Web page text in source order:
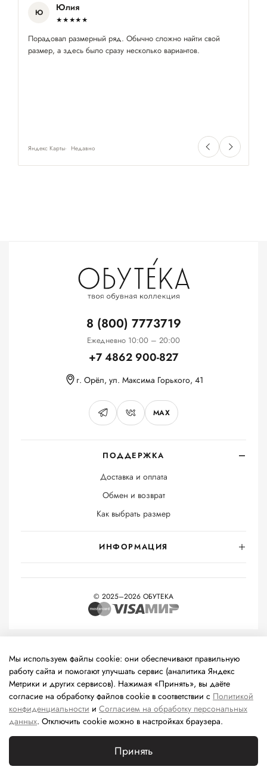
Ю Юлия
★★★★★
Порадовал размерный ряд. Обычно сложно найти свой
размер, а здесь было сразу несколько вариантов.
Яндекс Карты Недавно
ПОДДЕРЖКА
Доставка и оплата
Обмен и возврат
Как выбрать размер
ИНФОРМАЦИЯ
8 (800) 7773719
Ежедневно 10:00 – 20:00
+7 4862 900-827
г. Орёл, ул. Максима Горького, 41
MAX
© 2025–2026 ОБУТЕКА
технологии
(информационные технологии предоставления
информации на основе сбора, систематизации и анализа
сведений, относящихся к предпочтениям пользователей сети
«Интернет», находящихся на территории Российской
Федерации).
Мы используем файлы cookie: они обеспечивают правильную
работу сайта и помогают улучшать сервис (аналитика Яндекс
Метрики и других сервисов). Нажимая «Принять», вы даёте
согласие на обработку файлов cookie в соответствии с Политикой
конфиденциальности и Согласием на обработку персональных
данных. Отключить cookie можно в настройках браузера.
Принять